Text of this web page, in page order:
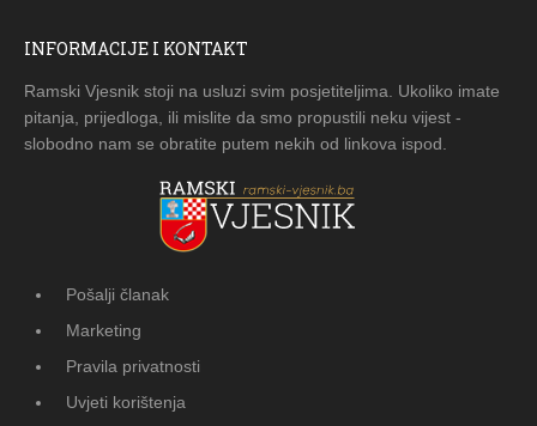
INFORMACIJE I KONTAKT
Ramski Vjesnik stoji na usluzi svim posjetiteljima. Ukoliko imate
pitanja, prijedloga, ili mislite da smo propustili neku vijest -
slobodno nam se obratite putem nekih od linkova ispod.
Pošalji članak
Marketing
Pravila privatnosti
Uvjeti korištenja